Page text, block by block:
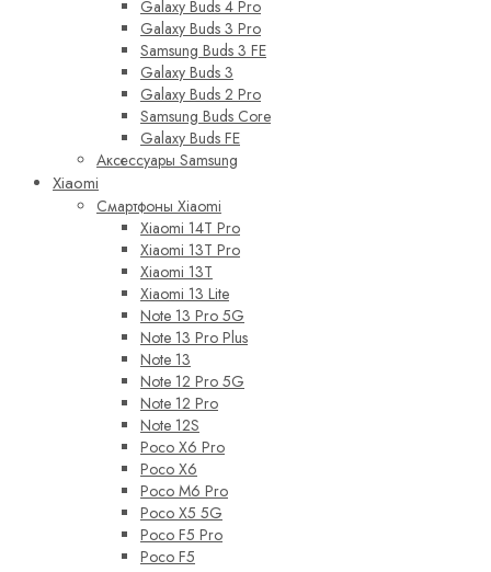
Galaxy Buds 4 Pro
Galaxy Buds 3 Pro
Samsung Buds 3 FE
Galaxy Buds 3
Galaxy Buds 2 Pro
Samsung Buds Core
Galaxy Buds FE
Аксессуары Samsung
Xiaomi
Смартфоны Xiaomi
Xiaomi 14T Pro
Xiaomi 13T Pro
Xiaomi 13T
Xiaomi 13 Lite
Note 13 Pro 5G
Note 13 Pro Plus
Note 13
Note 12 Pro 5G
Note 12 Pro
Note 12S
Poco X6 Pro
Poco X6
Poco M6 Pro
Poco X5 5G
Poco F5 Pro
Poco F5